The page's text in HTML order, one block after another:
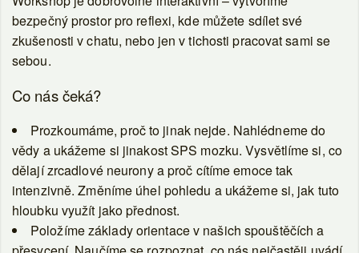
bezpečný prostor pro reflexi, kde můžete sdílet své
zkušenosti v chatu, nebo jen v tichosti pracovat sami se
sebou.
Co nás čeká?
Prozkoumáme, proč to jinak nejde. Nahlédneme do
vědy a ukážeme si jinakost SPS mozku. Vysvětlíme si, co
dělají zrcadlové neurony a proč cítíme emoce tak
intenzivně. Změníme úhel pohledu a ukážeme si, jak tuto
hloubku využít jako přednost.
Položíme základy orientace v našich spouštěčích a